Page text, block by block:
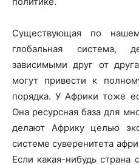
Существующая по
глобальная система,
зависимыми друг от
могут привести к
порядка. У Африки тоже
Она ресурсная база для
делают Африку целью
системе суверенитета
Если какая-нибудь страна